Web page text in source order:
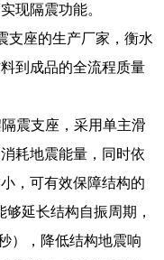
现隔震功能。
支座的生产厂家，衡水
到成品的全流程质量
震支座，采用单主滑
耗地震能量，同时依
，可有效保障结构的
延长结构自振周期，
），降低结构地震响